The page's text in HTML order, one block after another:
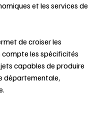
et les services de
de croiser les
compte les spécificités
capables de produire
départementale,